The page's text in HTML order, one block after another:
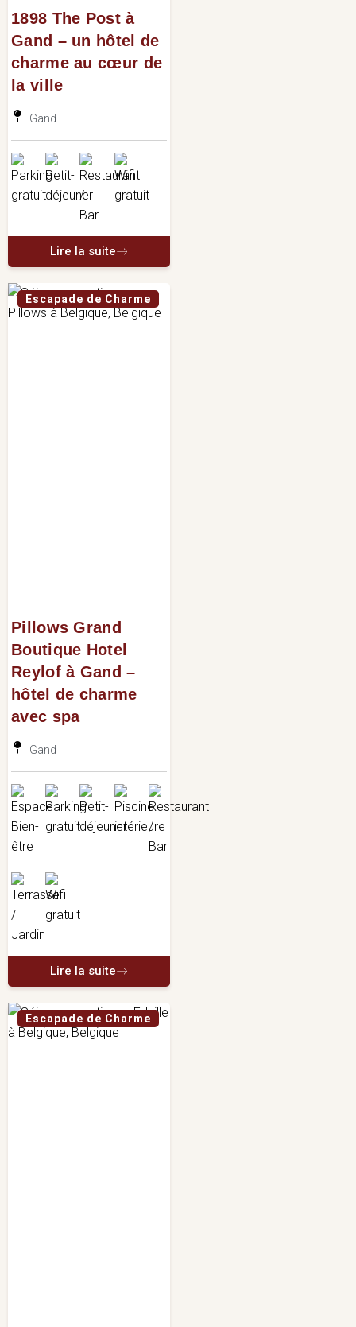
1898 The Post à
Gand – un hôtel de
charme au cœur de
la ville
Gand
Lire la suite
Escapade de Charme
Pillows Grand
Boutique Hotel
Reylof à Gand –
hôtel de charme
avec spa
Gand
Lire la suite
Escapade de Charme